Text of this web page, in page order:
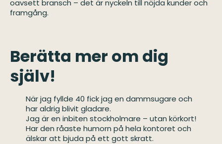
oavsett bransch – det är nyckeln till nöjda kunder och
framgång.
Berätta mer om dig
själv!
När jag fyllde 40 fick jag en dammsugare och
har aldrig blivit gladare.
Jag är en inbiten stockholmare – utan körkort!
Har den råaste humorn på hela kontoret och
älskar att bjuda på ett gott skratt.